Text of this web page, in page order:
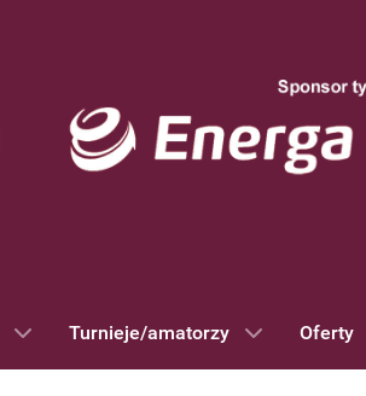
Turnieje/amatorzy Oferty